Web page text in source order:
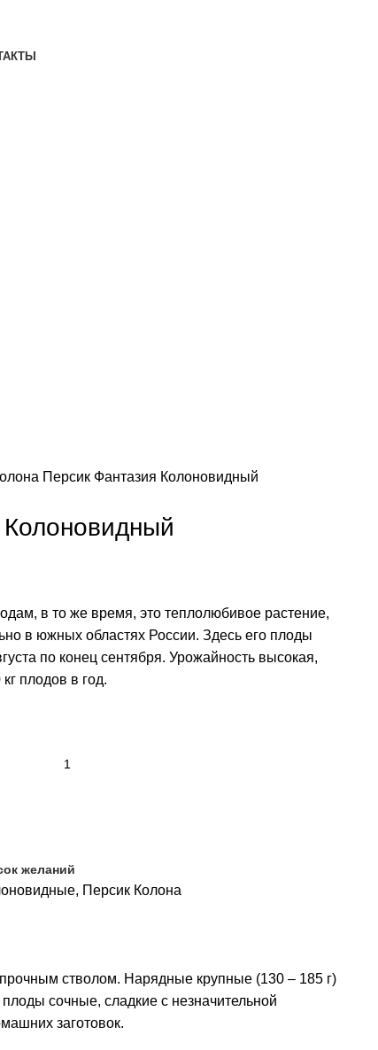
Персик Фантазия Колоновидный
в то же время, это теплолюбивое растение,
в южных областях России. Здесь его плоды
по конец сентября. Урожайность высокая,
плодов в год.
желаний
, Персик Колона
стволом. Нарядные крупные (130 – 185 г)
сочные, сладкие с незначительной
заготовок.